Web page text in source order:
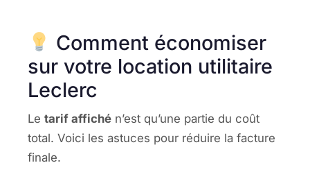
Comment économiser
sur votre location utilitaire
Leclerc
Le tarif affiché n’est qu’une partie du coût
total. Voici les astuces pour réduire la facture
finale.